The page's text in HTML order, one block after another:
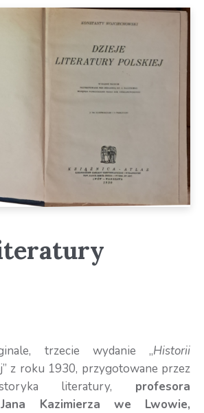
trzecie wydanie „Historii
j” z roku 1930, przygotowane przez
literatury, profesora
Kazimierza we Lwowie,